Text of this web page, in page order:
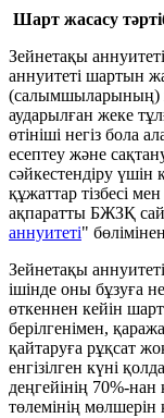
Шарт жасасу
Зейнетақы
аннуитеті шартын
(салымшыларының)
аударылған жеке
өтініші негіз бола
есептеу және
сәйкестендіру үшін
құжаттар тізбесі
ақпаратты БЖЗҚ
аннуитеті"
Зейнетақы
ішінде оны бұзуға
өткеннен кейін
берілгенімен,
қайтаруға рұқсат
енгізілген күні
деңгейінің 70%-
төлемінің мөлшерін